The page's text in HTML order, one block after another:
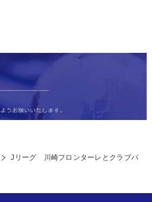
Jリーグ 川崎フロンターレとクラブパ